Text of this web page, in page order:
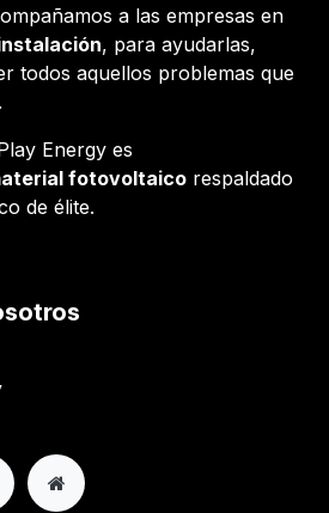
a las empresas en
, para ayudarlas,
todos aquellos problemas que
Energy es
fotovoltaico respaldado
de élite.